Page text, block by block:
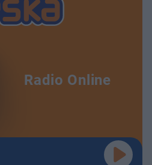
Radio Online